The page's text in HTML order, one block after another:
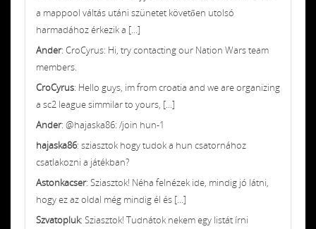
a mappool váltás utáni szünetet követően utolsó
harmadához érkezik a [...]
Ander: CroCyrus: Hi, try contacting our Nation Wars team
members.
CroCyrus: Hello guys, im from croatia and we are organizing
a sc2 league simmilar to yours, [...]
Ander: @hajaska86: /join hun-1
hajaska86: sziasztok hogy tudok a hun csatornához
csatlakozni a játékban?
Astonkacser: Sziasztok! Néha felnézek ide, mindig jó látni,
hogy ez az oldal még mindig él és [...]
Szvatopluk: Sziasztok! Tudnátok nekem egy listát írni